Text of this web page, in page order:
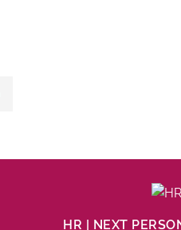
HR | NEXT